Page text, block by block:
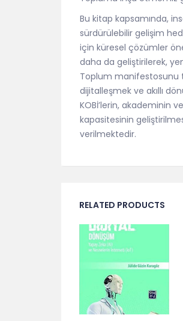
Bu kitap kapsamında,
sürdürülebilir gelişim
için küresel çözümler
daha da geliştirilerek,
Toplum manifestosunu
dijitalleşmek ve akıllı
KOBİ’lerin, akademinin
kapasitesinin
verilmektedir.
RELATED PRODUCTS